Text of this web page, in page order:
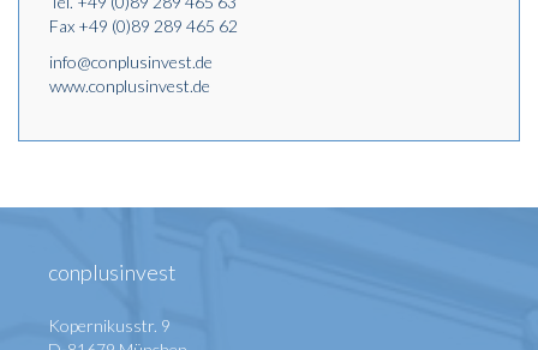
Fax +49 (0)89 289 465 62
info@conplusinvest.de
www.conplusinvest.de
conplusinvest
Kopernikusstr. 9